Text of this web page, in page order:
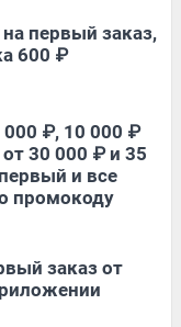
первый заказ,
600 ₽
₽, 10 000 ₽
30 000 ₽ и 35
и все
промокоду
заказ от